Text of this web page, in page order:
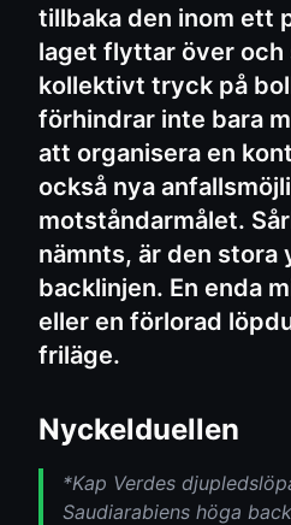
tillbaka den inom ett
laget flyttar över
kollektivt tryck på
förhindrar inte bara
att organisera en
också nya
motståndarmålet.
nämnts, är den stora
backlinjen. En enda
eller en förlorad
friläge.
Nyckelduellen
*Kap Verdes
Saudiarabiens höga